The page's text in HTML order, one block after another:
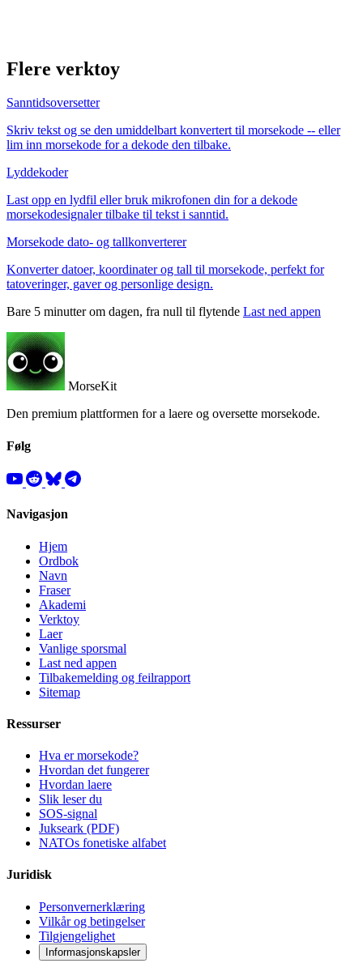
Flere verktoy
Sanntidsoversetter
Skriv tekst og se den umiddelbart konvertert til morsekode -- eller
lim inn morsekode for a dekode den tilbake.
Lyddekoder
Last opp en lydfil eller bruk mikrofonen din for a dekode
morsekodesignaler tilbake til tekst i sanntid.
Morsekode dato- og tallkonverterer
Konverter datoer, koordinater og tall til morsekode, perfekt for
tatoveringer, gaver og personlige design.
Bare 5 minutter om dagen, fra null til flytende Last ned appen
MorseKit
Den premium plattformen for a laere og oversette morsekode.
Følg
Navigasjon
Hjem
Ordbok
Navn
Fraser
Akademi
Verktoy
Laer
Vanlige sporsmal
Last ned appen
Tilbakemelding og feilrapport
Sitemap
Ressurser
Hva er morsekode?
Hvordan det fungerer
Hvordan laere
Slik leser du
SOS-signal
Jukseark (PDF)
NATOs fonetiske alfabet
Juridisk
Personvernerklæring
Vilkår og betingelser
Tilgjengelighet
Informasjonskapsler